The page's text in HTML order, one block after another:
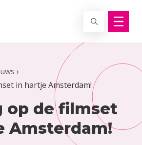
›
in hartje Amsterdam!
op de filmset
Amsterdam!